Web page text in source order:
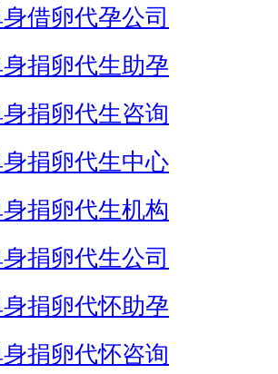
借卵代孕公司
捐卵代生助孕
捐卵代生咨询
捐卵代生中心
捐卵代生机构
捐卵代生公司
捐卵代怀助孕
捐卵代怀咨询